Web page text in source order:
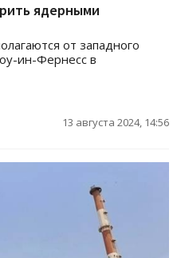
ядерными
от западного
ин-Фернесс в
13 августа 2024, 14:56